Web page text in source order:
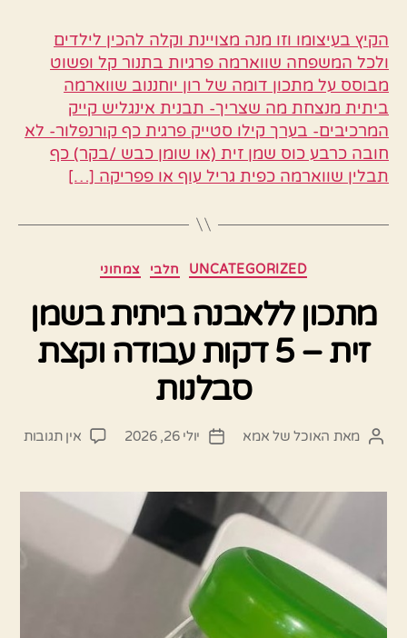
הקיץ בעיצומו וזו מנה מצויינת וקלה להכין לילדים
ולכל המשפחה שווארמה פרגיות בתנור קל ופשוט
מבוסס על מתכון דומה של רון יוחננוב שווארמה
ביתית מנצחת מה שצריך- תבנית אינגליש קייק
המרכיבים- בערך קילו סטייק פרגית כף קורנפלור- לא
חובה כרבע כוס שמן זית (או שומן כבש /בקר) כף
תבלין שווארמה כפית גריל עוף או פפריקה […]
קטגוריותUNCATEGORIZED חלבי צמחוני
מתכון ללאבנה ביתית בשמן
זית – 5 דקות עבודה וקצת
סבלנות
המחבר
מאת האוכל של אמא
תאריך
יולי 26, 2026 אין תגובות
–